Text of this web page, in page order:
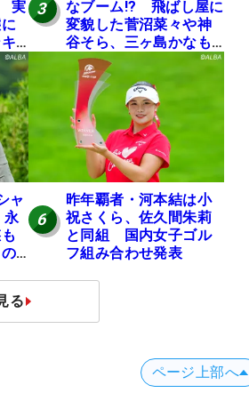
実
3
なブーム!? 飛ばし屋に
変貌した菅沼菜々や神
谷そら、三ヶ島かなも
使う“名器”が人気な理
由【ツアープロたち
の“飛ばしギア”】
ャ
6
昨年覇者・河本結は小
祝さくら、佐久間朱莉
と同組 国内女子ゴル
フ組み合わせ発表
る
ページ上部へ